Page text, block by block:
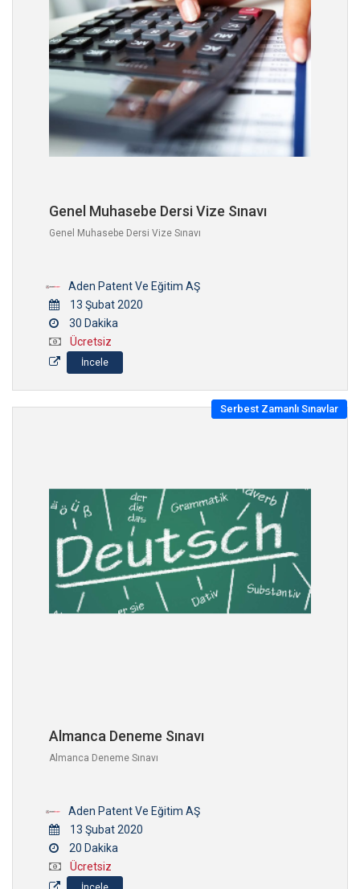
Genel Muhasebe Dersi Vize Sınavı
Genel Muhasebe Dersi Vize Sınavı
Aden Patent Ve Eğitim AŞ
13 Şubat 2020
30 Dakika
Ücretsiz
İncele
Almanca Deneme Sınavı
Almanca Deneme Sınavı
Aden Patent Ve Eğitim AŞ
13 Şubat 2020
20 Dakika
Ücretsiz
Serbest Zamanlı Sınavlar